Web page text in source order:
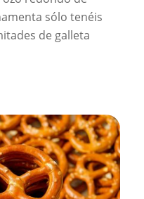
sólo tenéis
de galleta